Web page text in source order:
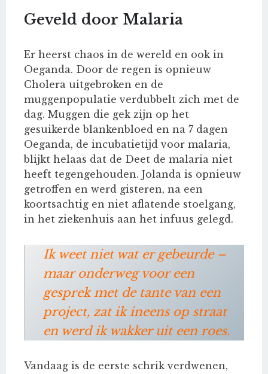
Geveld door Malaria
Er heerst chaos in de wereld en ook in
Oeganda. Door de regen is opnieuw
Cholera uitgebroken en de
muggenpopulatie verdubbelt zich met de
dag. Muggen die gek zijn op het
gesuikerde blankenbloed en na 7 dagen
Oeganda, de incubatietijd voor malaria,
blijkt helaas dat de Deet de malaria niet
heeft tegengehouden. Jolanda is opnieuw
getroffen en werd gisteren, na een
koortsachtig en niet aflatende stoelgang,
in het ziekenhuis aan het infuus gelegd.
Ik weet niet wat er gebeurde –
maar onderweg voor een
gesprek met de tante van een
project, zat ik ineens op straat
en werd ik wakker uit een roes.
Vandaag is de eerste schrik verdwenen,